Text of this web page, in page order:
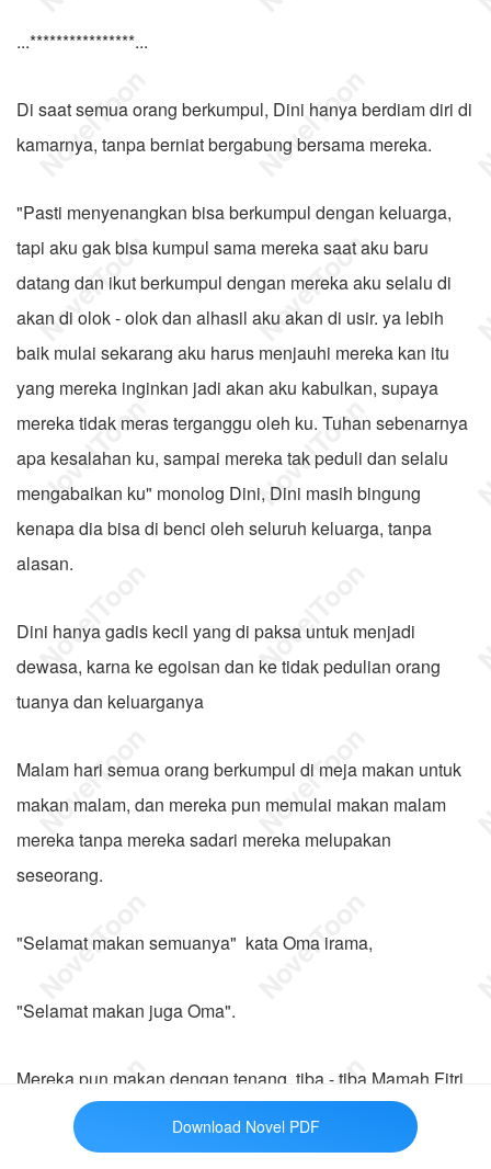
...****************...
Di saat semua orang berkumpul, Dini hanya berdiam diri di
kamarnya, tanpa berniat bergabung bersama mereka.
"Pasti menyenangkan bisa berkumpul dengan keluarga,
tapi aku gak bisa kumpul sama mereka saat aku baru
datang dan ikut berkumpul dengan mereka aku selalu di
akan di olok - olok dan alhasil aku akan di usir. ya lebih
baik mulai sekarang aku harus menjauhi mereka kan itu
yang mereka inginkan jadi akan aku kabulkan, supaya
mereka tidak meras terganggu oleh ku. Tuhan sebenarnya
apa kesalahan ku, sampai mereka tak peduli dan selalu
mengabaikan ku" monolog Dini, Dini masih bingung
kenapa dia bisa di benci oleh seluruh keluarga, tanpa
alasan.
Dini hanya gadis kecil yang di paksa untuk menjadi
dewasa, karna ke egoisan dan ke tidak pedulian orang
tuanya dan keluarganya
Malam hari semua orang berkumpul di meja makan untuk
makan malam, dan mereka pun memulai makan malam
mereka tanpa mereka sadari mereka melupakan
seseorang.
"Selamat makan semuanya" kata Oma irama,
"Selamat makan juga Oma".
Mereka pun makan dengan tenang, tiba - tiba Mamah Fitri
berdiri dari kursinya, Download Novel PDF